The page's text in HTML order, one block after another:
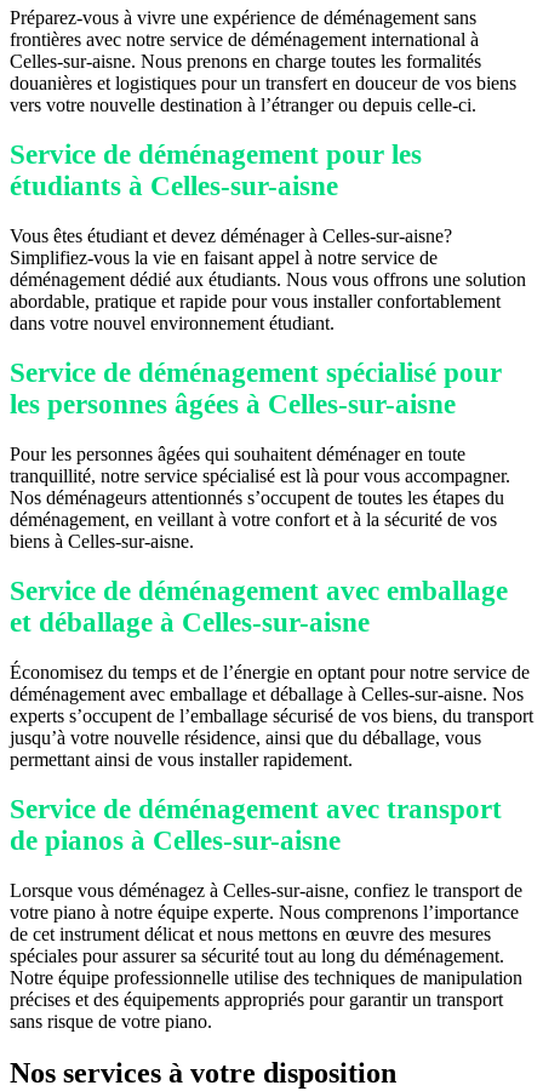
Préparez-vous à vivre une expérience de déménagement sans
frontières avec notre service de déménagement international à
Celles-sur-aisne. Nous prenons en charge toutes les formalités
douanières et logistiques pour un transfert en douceur de vos biens
vers votre nouvelle destination à l’étranger ou depuis celle-ci.
Service de déménagement pour les
étudiants à Celles-sur-aisne
Vous êtes étudiant et devez déménager à Celles-sur-aisne?
Simplifiez-vous la vie en faisant appel à notre service de
déménagement dédié aux étudiants. Nous vous offrons une solution
abordable, pratique et rapide pour vous installer confortablement
dans votre nouvel environnement étudiant.
Service de déménagement spécialisé pour
les personnes âgées à Celles-sur-aisne
Pour les personnes âgées qui souhaitent déménager en toute
tranquillité, notre service spécialisé est là pour vous accompagner.
Nos déménageurs attentionnés s’occupent de toutes les étapes du
déménagement, en veillant à votre confort et à la sécurité de vos
biens à Celles-sur-aisne.
Service de déménagement avec emballage
et déballage à Celles-sur-aisne
Économisez du temps et de l’énergie en optant pour notre service de
déménagement avec emballage et déballage à Celles-sur-aisne. Nos
experts s’occupent de l’emballage sécurisé de vos biens, du transport
jusqu’à votre nouvelle résidence, ainsi que du déballage, vous
permettant ainsi de vous installer rapidement.
Service de déménagement avec transport
de pianos à Celles-sur-aisne
Lorsque vous déménagez à Celles-sur-aisne, confiez le transport de
votre piano à notre équipe experte. Nous comprenons l’importance
de cet instrument délicat et nous mettons en œuvre des mesures
spéciales pour assurer sa sécurité tout au long du déménagement.
Notre équipe professionnelle utilise des techniques de manipulation
précises et des équipements appropriés pour garantir un transport
sans risque de votre piano.
Nos services à votre disposition